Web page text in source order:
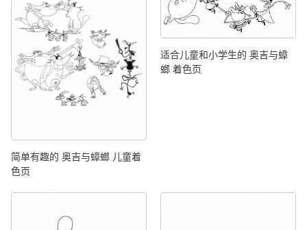
简单有趣的 奥吉与蟑螂 儿童着
色页
适合儿童和小学生的 奥吉与蟑
螂 着色页